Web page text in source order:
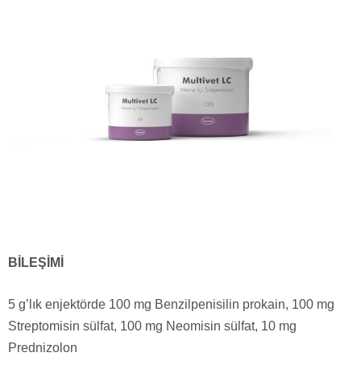
BİLEŞİMİ
5 g’lık enjektörde 100 mg Benzilpenisilin prokain, 100 mg
Streptomisin sülfat, 100 mg Neomisin sülfat, 10 mg
Prednizolon